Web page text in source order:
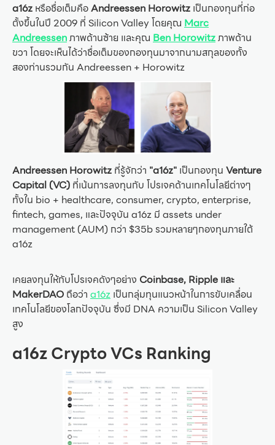
a16z หรือชื่อเต็มคือAndreessen Horowitz เป็นกองทุนที่ก่อ
ตั้งขึ้นในปี 2009 ที่ Silicon Valley โดยคุณ Marc
Andreessenภาพด้านซ้าย และคุณ Ben Horowitzภาพด้าน
ขวา โดยจะเห็นได้ว่าชื่อเต็มของกองทุนมาจากนามสกุลของทั้ง
สองท่านรวมกัน Andreessen + Horowitz
Andreessen Horowitz ที่รู้จักว่า "a16z" เป็นกองทุน Venture
Capital (VC) ที่เน้นการลงทุนกับ โปรเจคด้านเทคโนโลยีต่างๆ
ทั้งใน bio + healthcare, consumer, crypto, enterprise,
fintech, games, และปัจจุบัน a16z มี assets under
management (AUM) กว่า $35b รวมหลายๆกองทุนภายใต้
a16z
เคยลงทุนให้กับโปรเจคดังๆอย่าง Coinbase, Ripple และ
MakerDAO ถือว่า a16z เป็นกลุ่มทุนแนวหน้าในการขับเคลื่อน
เทคโนโลยีของโลกปัจจุบัน ซึ่งมี DNA ความเป็น Silicon Valley
สูง
a16zCrypto VCs Ranking